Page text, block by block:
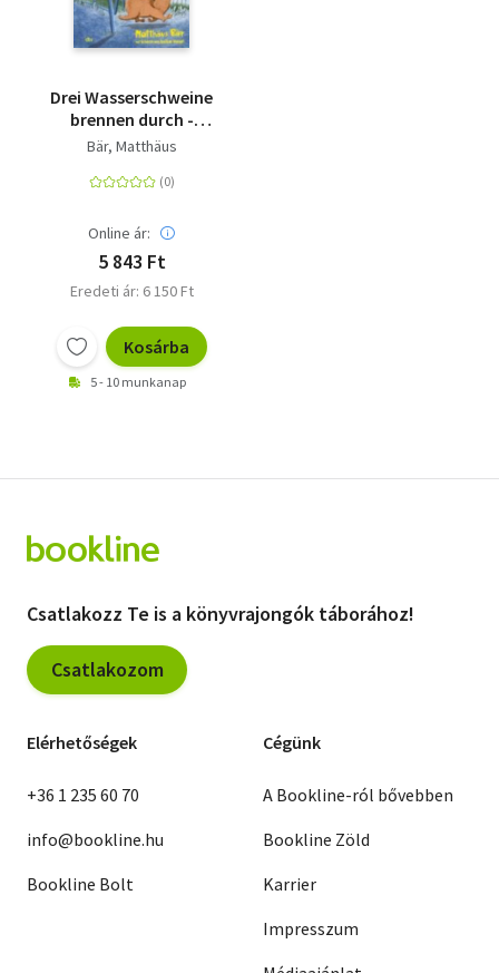
Drei Wasserschweine
brennen durch -
Lustiges Tier-
Vorlesen ab 6 Jahren
Bär, Matthäus
Online ár:
5 843 Ft
Eredeti ár: 6 150 Ft
Kosárba
5 - 10 munkanap
Csatlakozz Te is a könyvrajongók táborához!
Csatlakozom
Elérhetőségek
+36 1 235 60 70
info@bookline.hu
Bookline Bolt
Cégünk
A Bookline-ról bővebben
Bookline Zöld
Karrier
Impresszum